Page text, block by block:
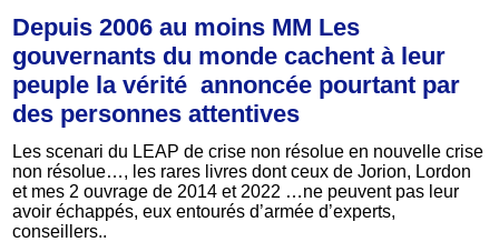
Depuis 2006 au moins MM Les
gouvernants du monde cachent à leur
peuple la vérité annoncée pourtant par
des personnes attentives
Les scenari du LEAP de crise non résolue en nouvelle crise
non résolue…, les rares livres dont ceux de Jorion, Lordon
et mes 2 ouvrage de 2014 et 2022 …ne peuvent pas leur
avoir échappés, eux entourés d’armée d’experts,
conseillers..